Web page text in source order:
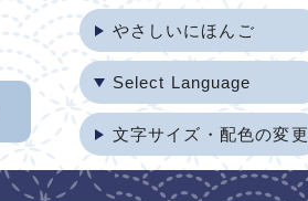
やさしいにほんご
Select Language
文字サイズ・配色の変更